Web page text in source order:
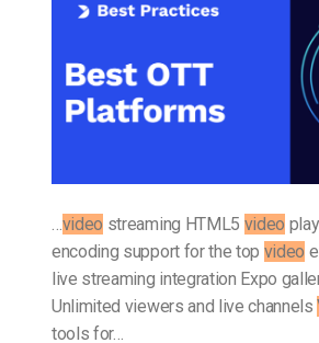
…video streaming HTML5 video
encoding support for the top video
live streaming integration Expo
Unlimited viewers and live channels
tools for…